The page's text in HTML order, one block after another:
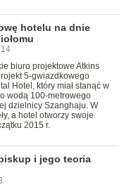
hotelu na dnie
biuro projektowe Atkins
5-gwiazdkowego
Hotel, który miał stanąć w
wodą 100-metrowego
dzielnicy Szanghaju. W
a hotel otworzy swoje
2015 r.
i jego teoria